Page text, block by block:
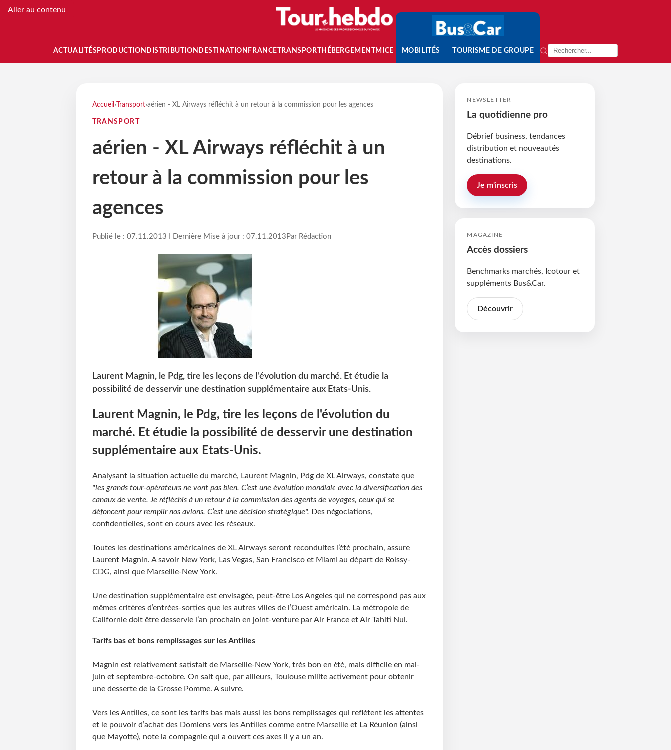
Aller au contenu
ACTUALITÉS PRODUCTION DISTRIBUTION DESTINATION FRANCETRANSPORT HÉBERGEMENTMICE MOBILITÉS TOURISME DE GROUPE
Accueil › Transport›aérien - XL Airways réfléchit à un retour à la commission pour les agences
TRANSPORT
aérien - XL Airways réfléchit à un
retour à la commission pour les
agences
Publié le : 07.11.2013 I Dernière Mise à jour : 07.11.2013 Par Rédaction
Laurent Magnin, le Pdg, tire les leçons de l'évolution du marché. Et étudie la
possibilité de desservir une destination supplémentaire aux Etats-Unis.
Laurent Magnin, le Pdg, tire les leçons de l'évolution du
marché. Et étudie la possibilité de desservir une destination
supplémentaire aux Etats-Unis.
Analysant la situation actuelle du marché, Laurent Magnin, Pdg de XL Airways, constate que
"les grands tour-opérateurs ne vont pas bien. C’est une évolution mondiale avec la diversification des
canaux de vente. Je réfléchis à un retour à la commission des agents de voyages, ceux qui se
défoncent pour remplir nos avions. C’est une décision stratégique". Des négociations,
confidentielles, sont en cours avec les réseaux.
Toutes les destinations américaines de XL Airways seront reconduites l’été prochain, assure
Laurent Magnin. A savoir New York, Las Vegas, San Francisco et Miami au départ de Roissy-
CDG, ainsi que Marseille-New York.
Une destination supplémentaire est envisagée, peut-être Los Angeles qui ne correspond pas aux
mêmes critères d’entrées-sorties que les autres villes de l’Ouest américain. La métropole de
Californie doit être desservie l’an prochain en joint-venture par Air France et Air Tahiti Nui.
Tarifs bas et bons remplissages sur les Antilles
Magnin est relativement satisfait de Marseille-New York, très bon en été, mais difficile en mai-
juin et septembre-octobre. On sait que, par ailleurs, Toulouse milite activement pour obtenir
une desserte de la Grosse Pomme. A suivre.
Vers les Antilles, ce sont les tarifs bas mais aussi les bons remplissages qui reflètent les attentes
et le pouvoir d’achat des Domiens vers les Antilles comme entre Marseille et La Réunion (ainsi
que Mayotte), note la compagnie qui a ouvert ces axes il y a un an.
NEWSLETTER
La quotidienne pro
Débrief business, tendances
distribution et nouveautés
destinations.
Je m'inscris
MAGAZINE
Accès dossiers
Benchmarks marchés, Icotour et
suppléments Bus&Car.
Découvrir